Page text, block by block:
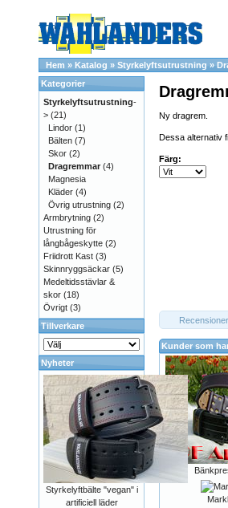
Hem »Katalog »Styrkelyftsutrustning »
Ny dragrem.
Dessa alternativ
Färg:
Recensioner
Kunder som
Kategorier
Styrkelyftsutrustning-
> (21)
Lindor (1)
Bälten (7)
Skor (2)
Dragremmar (4)
Magnesia
Kläder (4)
Övrig utrustning (2)
Armbrytning (2)
Utrustning för
långbågeskytte (2)
Friidrott Kast (3)
Skinnryggsäckar (5)
Medeltidsstävlar &
skor (18)
Övrigt (3)
Tillverkare
Nyheter
Styrkelyftbälte "vegan" i
artificiell läder